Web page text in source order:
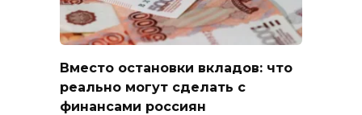
Вместо остановки вкладов: что
реально могут сделать с
финансами россиян